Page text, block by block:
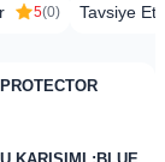
5(0) Tavsiye Et